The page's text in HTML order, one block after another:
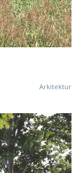
Arkitektur